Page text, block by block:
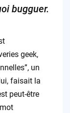
bugguer.
geek,
un
faisait la
peut-être